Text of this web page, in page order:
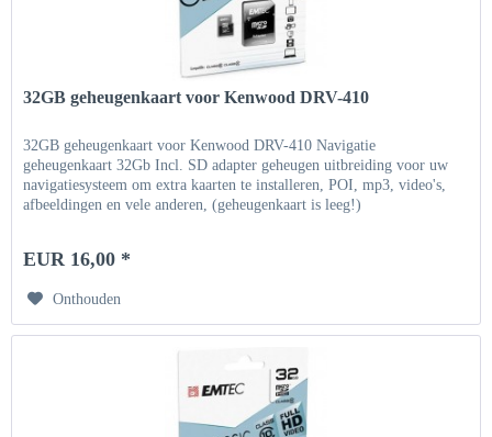
32GB geheugenkaart voor Kenwood DRV-410
32GB geheugenkaart voor Kenwood DRV-410 Navigatie
geheugenkaart 32Gb Incl. SD adapter geheugen uitbreiding voor uw
navigatiesysteem om extra kaarten te installeren, POI, mp3, video's,
afbeeldingen en vele anderen, (geheugenkaart is leeg!)
EUR 16,00 *
Onthouden